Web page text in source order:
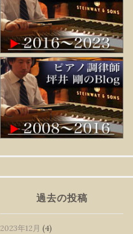
過去の投稿
2023年12月 (4)